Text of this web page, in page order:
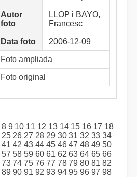
Autor
foto
LLOP i BAYO,
Francesc
Data foto 2006-12-09
Foto ampliada
Foto original
8 9 10 11 12 13 14 15 16 17 18
25 26 27 28 29 30 31 32 33 34
41 42 43 44 45 46 47 48 49 50
57 58 59 60 61 62 63 64 65 66
73 74 75 76 77 78 79 80 81 82
89 90 91 92 93 94 95 96 97 98